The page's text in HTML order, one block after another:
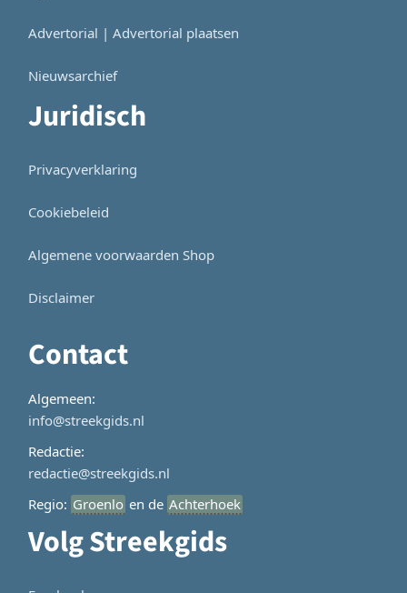
Advertorial | Advertorial plaatsen
Nieuwsarchief
Juridisch
Privacyverklaring
Cookiebeleid
Algemene voorwaarden Shop
Disclaimer
Contact
Algemeen:
info@streekgids.nl
Redactie:
redactie@streekgids.nl
Regio: Groenlo en de Achterhoek
Volg Streekgids